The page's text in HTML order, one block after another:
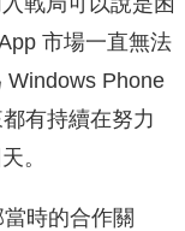
市場一直無法
Windows Phone
有持續在努力
。
時的合作關